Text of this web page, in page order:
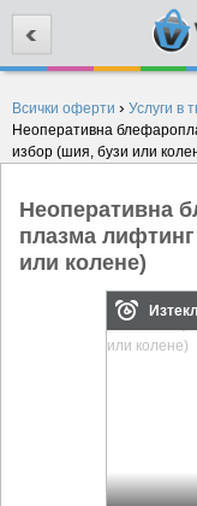
Всички оферти › Услуги в
Неоперативна
избор (шия, бузи или
Неоперативна
плазма
или колене)